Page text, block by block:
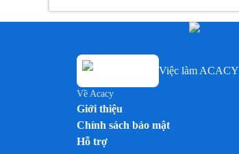
nghiệp nâng cao hiệu suất và tối ưu chi phí.
- Dịch vụ tính lương - Kiểm soát thị
ngoài trên toàn quốc
cho các thương hiệu hàng đầu tại Việt Nam.
hiệu quả quản lý nhân sự. Với hệ thống
Việc làm
Về Acacy
Giới thiệu
Chính sách bảo mật
Hỗ trợ